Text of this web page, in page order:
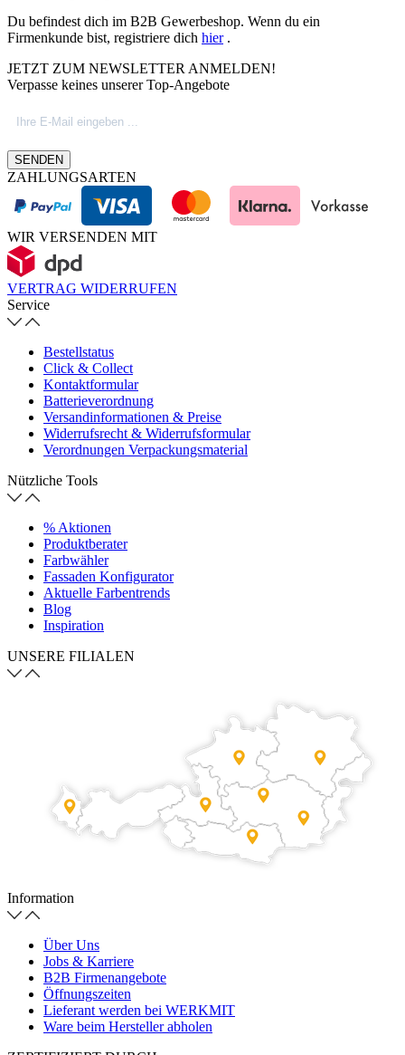
Du befindest dich im B2B Gewerbeshop. Wenn du ein
Firmenkunde bist, registriere dich hier.
JETZT ZUM NEWSLETTER ANMELDEN!
Verpasse keines unserer Top-Angebote
SENDEN
ZAHLUNGSARTEN
WIR VERSENDEN MIT
VERTRAG WIDERRUFEN
Service
Bestellstatus
Click & Collect
Kontaktformular
Batterieverordnung
Versandinformationen & Preise
Widerrufsrecht & Widerrufsformular
Verordnungen Verpackungsmaterial
Nützliche Tools
% Aktionen
Produktberater
Farbwähler
Fassaden Konfigurator
Aktuelle Farbentrends
Blog
Inspiration
UNSERE FILIALEN
Information
Über Uns
Jobs & Karriere
B2B Firmenangebote
Öffnungszeiten
Lieferant werden bei WERKMIT
Ware beim Hersteller abholen